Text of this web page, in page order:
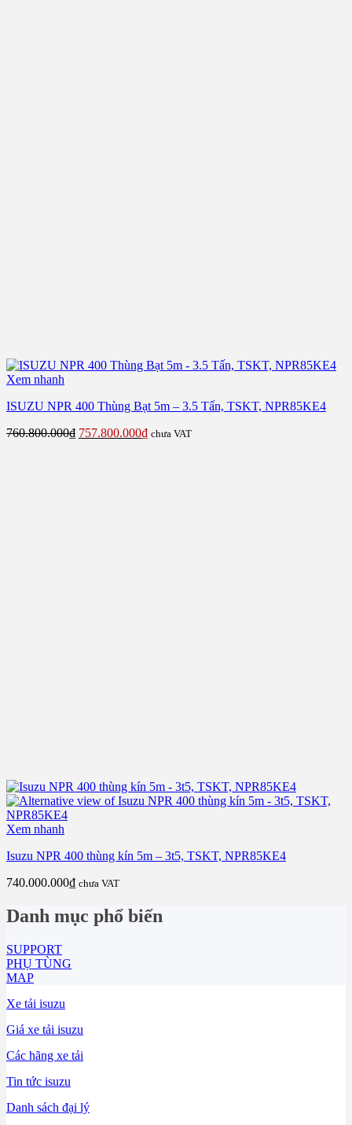
Xem nhanh
ISUZU NPR 400 Thùng Bạt 5m – 3.5 Tấn, TSKT, NPR85KE4
760.800.000₫ Giá
757.800.000₫Giá
chưa VAT
Xem nhanh
Isuzu NPR 400 thùng kín 5m – 3t5, TSKT, NPR85KE4
740.000.000₫ chưa VAT
Danh mục phổ biến
SUPPORT
PHỤ TÙNG
MAP
Xe tải isuzu
Giá xe tải isuzu
Các hãng xe tải
Tin tức isuzu
Danh sách đại lý